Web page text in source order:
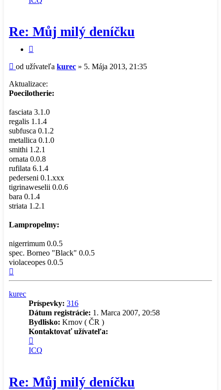
kurec
Re: Můj milý deníčku
Príspevok
od užívateľa kurec » 5. Mája 2013, 21:35
Aktualizace:
Poecilotherie:
fasciata 3.1.0
regalis 1.1.4
subfusca 0.1.2
metallica 0.1.0
smithi 1.2.1
ornata 0.0.8
rufilata 6.1.4
pederseni 0.1.xxx
tigrinaweselii 0.0.6
bara 0.1.4
striata 1.2.1
Lampropelmy:
nigerrimum 0.0.5
spec. Borneo "Black" 0.0.5
violaceopes 0.0.5
kurec
Príspevky: 316
Dátum registrácie: 1. Marca 2007, 20:58
Bydlisko: Krnov ( ČR )
Kontaktovať užívateľa:
informácie
kurec
ICQ
Re: Můj milý deníčku